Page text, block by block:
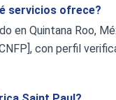
servicios ofrece?
en Quintana Roo,
con perfil